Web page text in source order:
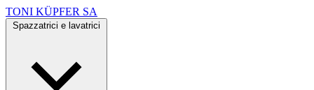
TONI KÜPFER SA